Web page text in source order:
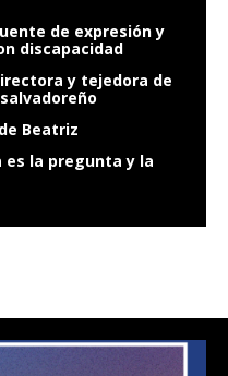
de expresión y
discapacidad
y tejedora de
Beatriz
la pregunta y la